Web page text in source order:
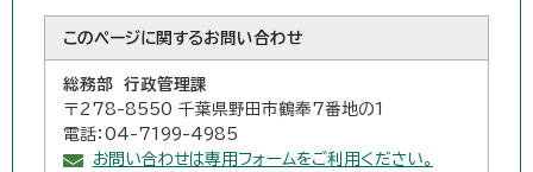
このページに関するお問い合わせ
総務部 行政管理課
〒278-8550 千葉県野田市鶴奉7番地の1
電話：04-7199-4985
お問い合わせは専用フォームをご利用ください。